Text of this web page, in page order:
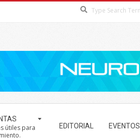
útiles para
EDITORIAL EVENTOS